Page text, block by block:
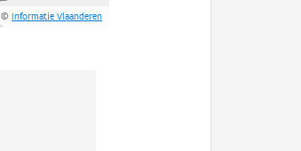
©Informatie Vlaanderen